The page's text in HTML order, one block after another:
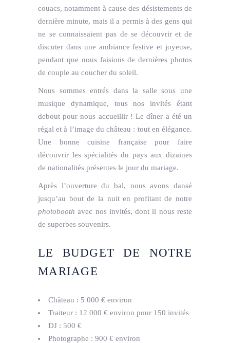
couacs, notamment à cause des désistements de
dernière minute, mais il a permis à des gens qui
ne se connaissaient pas de se découvrir et de
discuter dans une ambiance festive et joyeuse,
pendant que nous faisions de dernières photos
de couple au coucher du soleil.
Nous sommes entrés dans la salle sous une
musique dynamique, tous nos invités étant
debout pour nous accueillir ! Le dîner a été un
régal et à l’image du château : tout en élégance.
Une bonne cuisine française pour faire
découvrir les spécialités du pays aux dizaines
de nationalités présentes le jour du mariage.
Après l’ouverture du bal, nous avons dansé
jusqu’au bout de la nuit en profitant de notre
photobooth avec nos invités, dont il nous reste
de superbes souvenirs.
LE BUDGET DE NOTRE
MARIAGE
Château : 5 000 € environ
Traiteur : 12 000 € environ pour 150 invités
DJ : 500 €
Photographe : 900 € environ